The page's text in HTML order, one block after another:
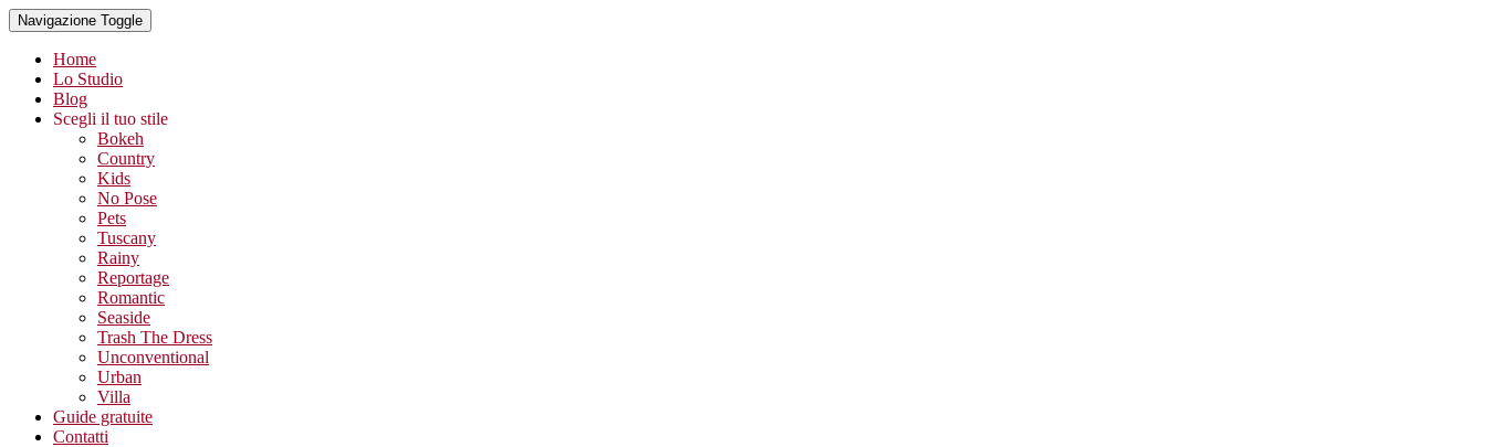
Navigazione Toggle
Home
Lo Studio
Blog
Scegli il tuo stile
Bokeh
Country
Kids
No Pose
Pets
Tuscany
Rainy
Reportage
Romantic
Seaside
Trash The Dress
Unconventional
Urban
Villa
Guide gratuite
Contatti